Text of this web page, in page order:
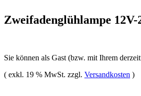
Zweifadenglühlampe
Sie können als Gast (bzw. mit Ihrem
( exkl. 19 % MwSt. zzgl. Versandkosten )